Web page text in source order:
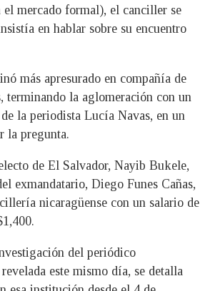
el mercado formal), el canciller se
en hablar sobre su encuentro
más apresurado en compañía de
terminando la aglomeración con un
la periodista Lucía Navas, en un
la pregunta.
de El Salvador, Nayib Bukele,
exmandatario, Diego Funes Cañas,
nicaragüense con un salario de
del periódico
este mismo día, se detalla